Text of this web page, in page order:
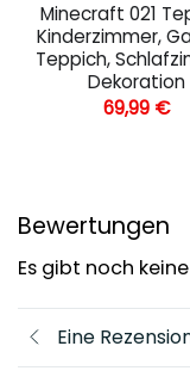
Minecraft 021
Kinderzimmer,
Teppich,
Dekoration
69,99 €
Bewertungen
Es gibt noch
Eine